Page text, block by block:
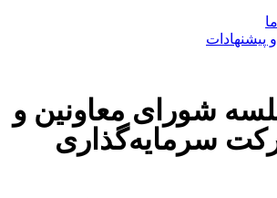
و پیشنهادات
شورای معاونین و
سرمایه‌گذاری